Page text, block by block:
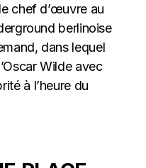
chef d’œuvre au
berlinoise
dans lequel
Wilde avec
à l’heure du